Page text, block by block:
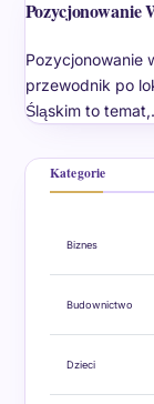
Pozycjonowanie
Pozycjonowanie
przewodnik po
Śląskim to
Kategorie
Biznes
Budownictwo
Dzieci